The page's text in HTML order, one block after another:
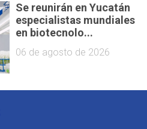
Se reunirán en Yucatán
especialistas mundiales
en biotecnolo...
06 de agosto de 2026